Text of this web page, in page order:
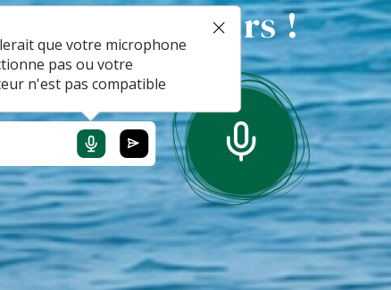
ses alentours !
que votre microphone
pas ou votre
n'est pas compatible